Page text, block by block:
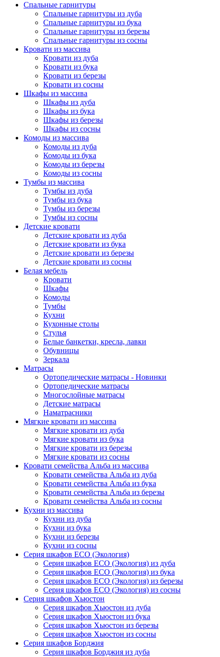
Спальные гарнитуры
Спальные гарнитуры из дуба
Спальные гарнитуры из бука
Спальные гарнитуры из березы
Спальные гарнитуры из сосны
Кровати из массива
Кровати из дуба
Кровати из бука
Кровати из березы
Кровати из сосны
Шкафы из массива
Шкафы из дуба
Шкафы из бука
Шкафы из березы
Шкафы из сосны
Комоды из массива
Комоды из дуба
Комоды из бука
Комоды из березы
Комоды из сосны
Тумбы из массива
Тумбы из дуба
Тумбы из бука
Тумбы из березы
Тумбы из сосны
Детские кровати
Детские кровати из дуба
Детские кровати из бука
Детские кровати из березы
Детские кровати из сосны
Белая мебель
Кровати
Шкафы
Комоды
Тумбы
Кухни
Кухонные столы
Стулья
Белые банкетки, кресла, лавки
Обувницы
Зеркала
Матрасы
Ортопедические матрасы - Новинки
Ортопедические матрасы
Многослойные матрасы
Детские матрасы
Наматрасники
Мягкие кровати из массива
Мягкие кровати из дуба
Мягкие кровати из бука
Мягкие кровати из березы
Мягкие кровати из сосны
Кровати семейства Альба из массива
Кровати семейства Альба из дуба
Кровати семейства Альба из бука
Кровати семейства Альба из березы
Кровати семейства Альба из сосны
Кухни из массива
Кухни из дуба
Кухни из бука
Кухни из березы
Кухни из сосны
Серия шкафов ECO (Экология)
Серия шкафов ECO (Экология) из дуба
Серия шкафов ECO (Экология) из бука
Серия шкафов ECO (Экология) из березы
Серия шкафов ECO (Экология) из сосны
Серия шкафов Хьюстон
Серия шкафов Хьюстон из дуба
Серия шкафов Хьюстон из бука
Серия шкафов Хьюстон из березы
Серия шкафов Хьюстон из сосны
Серия шкафов Борджия
Серия шкафов Борджия из дуба